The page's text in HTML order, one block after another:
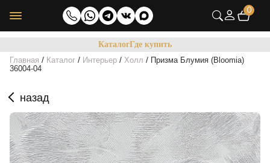
0
КаталогГде купить
Главная / Каталог / Интерьер / Холл / Призма Блумия (Bloomia)
36004-04
назад